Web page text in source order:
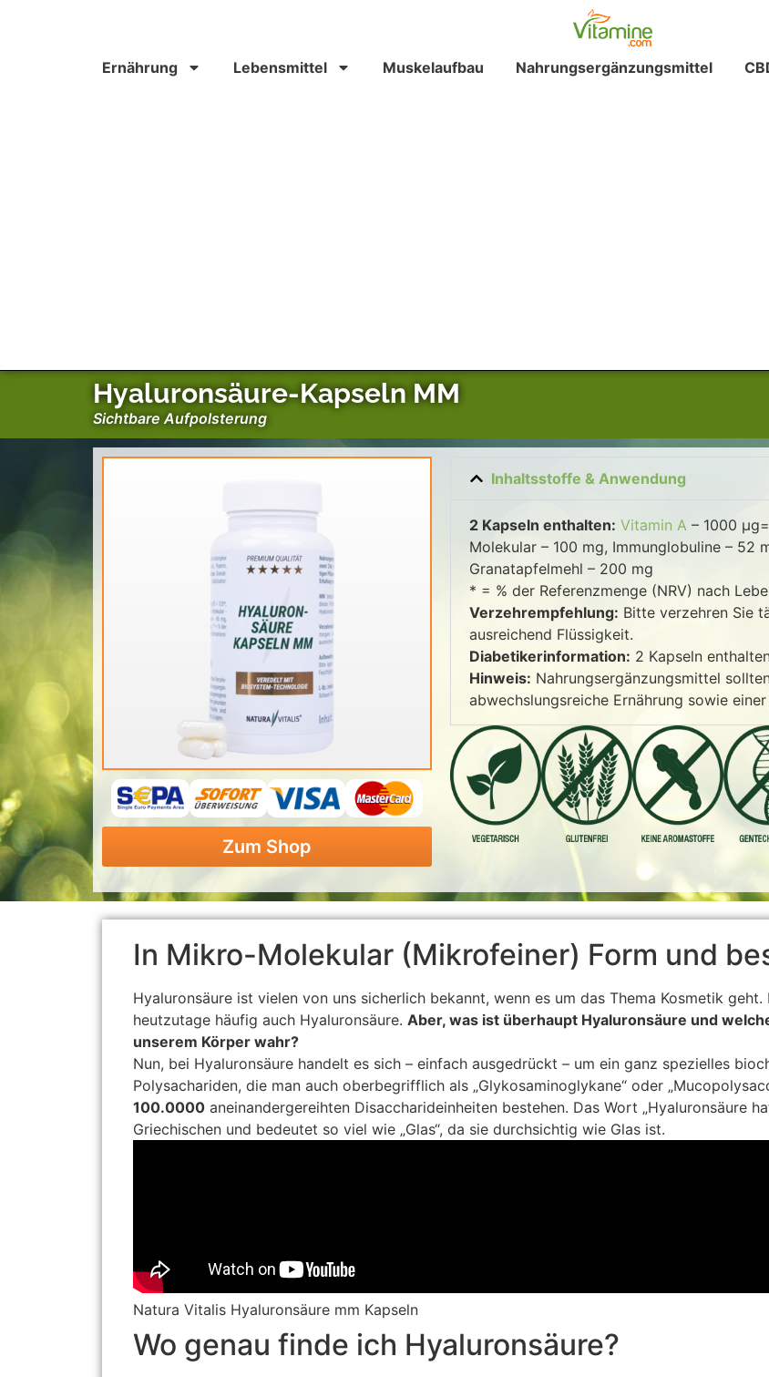
Ernährung Lebensmittel Muskelaufbau Nahrungsergänzungsmittel
Hyaluronsäure-Kapseln MM
Sichtbare Aufpolsterung
Zum Shop
Inhaltsstoffe & Anwendung
2 Kapseln enthalten: Vitamin A – 1000
Molekular – 100 mg, Immunglobuline – 52
Granatapfelmehl – 200 mg
* = % der Referenzmenge (NRV) nach
Verzehrempfehlung: Bitte verzehren Sie
ausreichend Flüssigkeit.
Diabetikerinformation: 2 Kapseln
Hinweis: Nahrungsergänzungsmittel
abwechslungsreiche Ernährung sowie
In Mikro-Molekular (Mikrofeiner) Form und
Hyaluronsäure ist vielen von uns sicherlich bekannt, wenn es um das Thema Kosmetik
heutzutage häufig auch Hyaluronsäure. Aber, was ist überhaupt Hyaluronsäure und
unserem Körper wahr?
Nun, bei Hyaluronsäure handelt es sich – einfach ausgedrückt – um ein ganz spezielles
Polysachariden, die man auch oberbegrifflich als „Glykosaminoglykane“ oder
100.0000aneinandergereihten Disaccharideinheiten bestehen. Das Wort „Hyaluronsäure
Griechischen und bedeutet so viel wie „Glas“, da sie durchsichtig wie Glas ist.
Natura Vitalis Hyaluronsäure mm Kapseln
Wo genau finde ich Hyaluronsäure?